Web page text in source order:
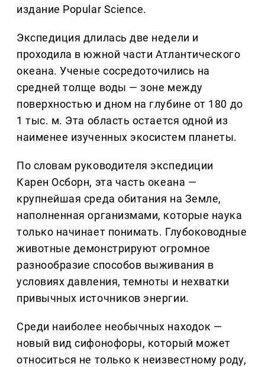
издание Popular Science.
Экспедиция длилась две недели и
проходила в южной части Атлантического
океана. Ученые сосредоточились на
средней толще воды — зоне между
поверхностью и дном на глубине от 180 до
1 тыс. м. Эта область остается одной из
наименее изученных экосистем планеты.
По словам руководителя экспедиции
Карен Осборн, эта часть океана —
крупнейшая среда обитания на Земле,
наполненная организмами, которые наука
только начинает понимать. Глубоководные
животные демонстрируют огромное
разнообразие способов выживания в
условиях давления, темноты и нехватки
привычных источников энергии.
Среди наиболее необычных находок —
новый вид сифонофоры, который может
относиться не только к неизвестному роду,